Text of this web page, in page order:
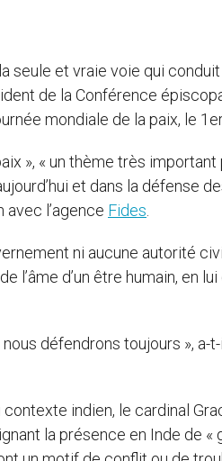
seule et vraie voie qui conduit
de la Conférence
mondiale de la paix, le
», « un thème très important
et dans la défense
avec l’agence Fides
ni aucune autorité
l’âme d’un être humain, en
nous défendrons toujours », a-
indien, le cardinal
la présence en Inde de «